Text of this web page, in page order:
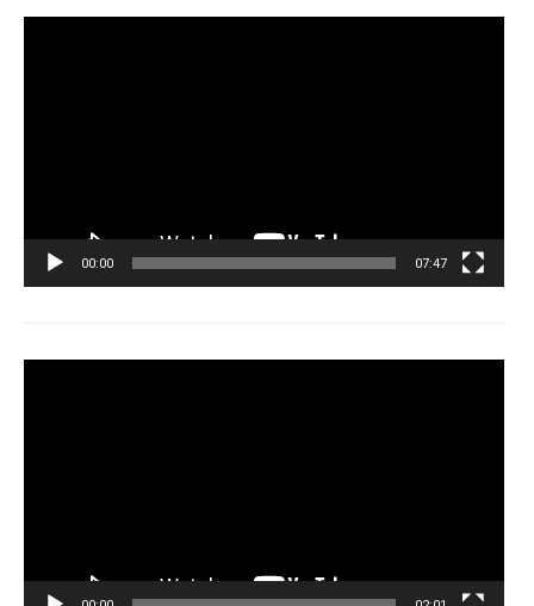
00:00 07:47